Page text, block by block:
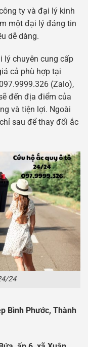
ty và đại lý kinh
một đại lý đáng tin
dễ dàng.
lý chuyên cung cấp
cả phù hợp tại
(Zalo),
đến địa điểm của
và tiện lợi. Ngoài
sau để thay đổi ắc
24
Bình Phước, Thành